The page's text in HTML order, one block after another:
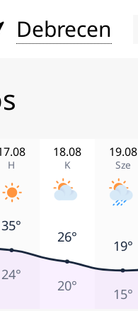
Debrecen
H K
18.08
Sze
19.08
35°
24°
26°
20°
19°
15°